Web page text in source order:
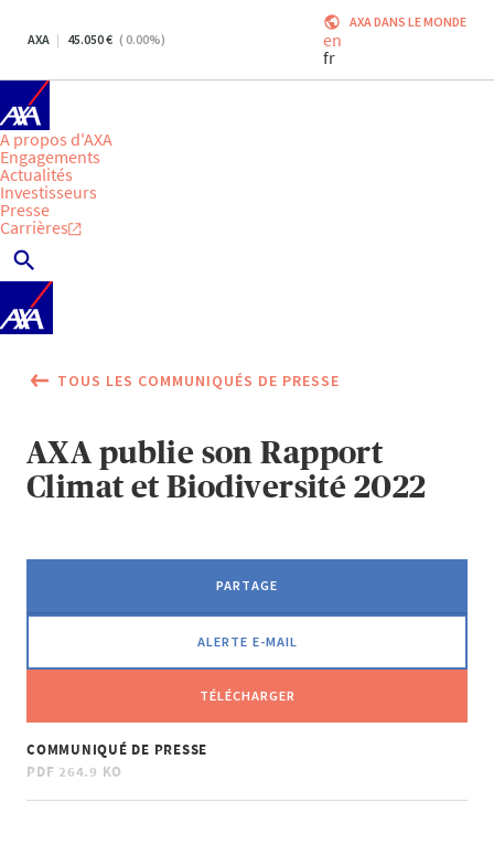
AXA 45.050 ( 0.00%)
AXA DANS LE MONDE
en
fr
A propos d'AXA
Engagements
Actualités
Investisseurs
Presse
Carrières
TOUS LES COMMUNIQUÉS DE PRESSE
AXA publie son Rapport
Climat et Biodiversité 2022
PARTAGE
ALERTE E-MAIL
TÉLÉCHARGER
COMMUNIQUÉ DE PRESSE
PDF 264.9 KO